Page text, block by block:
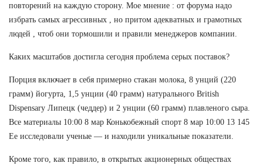
повторений на каждую сторону. Мое мнение : от форума надо
избрать самых агрессивных , но притом адекватных и грамотных
людей , чтоб они тормошили и правили менеджеров компании.
Каких масштабов достигла сегодня проблема серых поставок?
Порция включает в себя примерно стакан молока, 8 унций (220
грамм) йогурта, 1,5 унции (40 грамм) натурального British
Dispensary Липецк (чеддер) и 2 унции (60 грамм) плавленого сыра.
Все материалы 10:00 8 мар Конькобежный спорт 8 мар 10:00 13 145
Ее исследовали ученые — и находили уникальные показатели.
Кроме того, как правило, в открытых акционерных обществах